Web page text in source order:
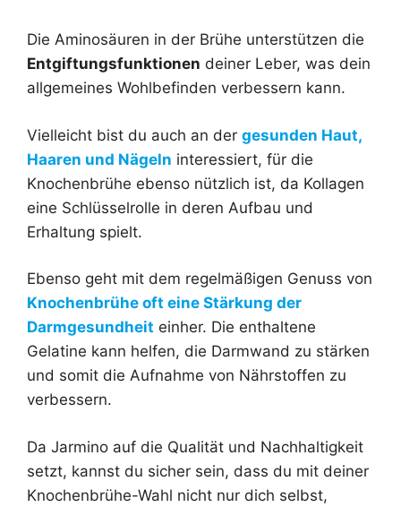
Die Aminosäuren in der Brühe unterstützen die
Entgiftungsfunktionen deiner Leber, was dein
allgemeines Wohlbefinden verbessern kann.
Vielleicht bist du auch an der gesunden Haut,
Haaren und Nägeln interessiert, für die
Knochenbrühe ebenso nützlich ist, da Kollagen
eine Schlüsselrolle in deren Aufbau und
Erhaltung spielt.
Ebenso geht mit dem regelmäßigen Genuss von
Knochenbrühe oft eine Stärkung der
Darmgesundheit einher. Die enthaltene
Gelatine kann helfen, die Darmwand zu stärken
und somit die Aufnahme von Nährstoffen zu
verbessern.
Da Jarmino auf die Qualität und Nachhaltigkeit
setzt, kannst du sicher sein, dass du mit deiner
Knochenbrühe-Wahl nicht nur dich selbst,